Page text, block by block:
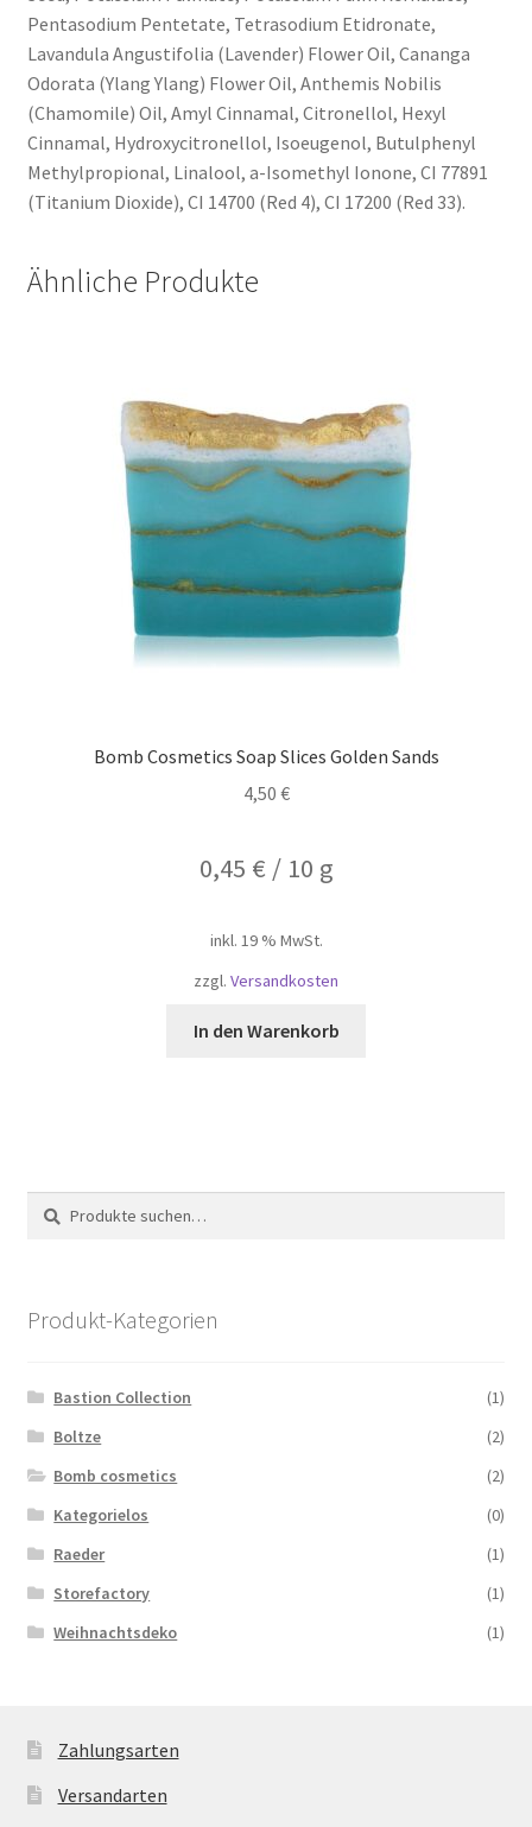
Pentasodium Pentetate, Tetrasodium Etidronate,
Lavandula Angustifolia (Lavender) Flower Oil, Cananga
Odorata (Ylang Ylang) Flower Oil, Anthemis Nobilis
(Chamomile) Oil, Amyl Cinnamal, Citronellol, Hexyl
Cinnamal, Hydroxycitronellol, Isoeugenol, Butulphenyl
Methylpropional, Linalool, a-Isomethyl Ionone, CI 77891
(Titanium Dioxide), CI 14700 (Red 4), CI 17200 (Red 33).
Ähnliche Produkte
Bomb Cosmetics Soap Slices Golden Sands
4,50 €
0,45 € / 10 g
inkl. 19 % MwSt.
zzgl. Versandkosten
In den Warenkorb
Suche
nach:
Suchen
Produkt-Kategorien
Bastion Collection
(1)
Boltze
(2)
Bomb cosmetics
(2)
Kategorielos
(0)
Raeder
(1)
Storefactory
(1)
Weihnachtsdeko
(1)
Zahlungsarten
Versandarten